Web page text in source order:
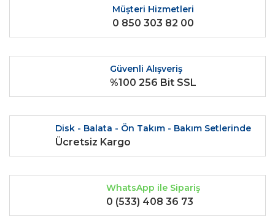
Ürün resmi kalitesiz, bozuk veya görüntülenemiyor.
Ürün açıklamasında eksik bilgiler bulunuyor.
Ürün bilgilerinde hatalar bulunuyor.
Ürün fiyatı diğer sitelerden daha pahalı.
Bu ürüne benzer farklı alternatifler olmalı.
Gönder
Müşteri Hizmetleri
0 850 303 82 00
Güvenli Alışveriş
%100 256 Bit SSL
Disk - Balata - Ön Takım - Bakım Setlerinde
Ücretsiz Kargo
WhatsApp ile Sipariş
0 (533) 408 36 73